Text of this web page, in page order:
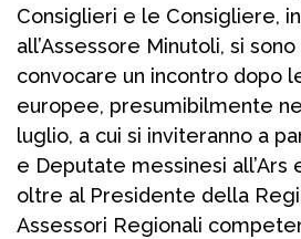
Consiglieri e le Consigliere,
all’Assessore Minutoli, si
convocare un incontro dopo
europee, presumibilmente
luglio, a cui si inviteranno a
e Deputate messinesi all’Ars
oltre al Presidente della
Assessori Regionali